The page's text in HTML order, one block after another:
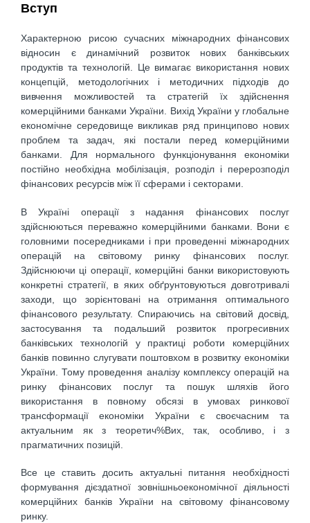
Вступ
Характерною рисою сучасних міжнародних фінансових
відносин є динамічний розвиток нових банківських
продуктів та технологій. Це вимагає використання нових
концепцій, методологічних і методичних підходів до
вивчення можливостей та стратегій їх здійснення
комерційними банками України. Вихід України у глобальне
економічне середовище викликав ряд принципово нових
проблем та задач, які постали перед комерційними
банками. Для нормального функціонування економіки
постійно необхідна мобілізація, розподіл і перерозподіл
фінансових ресурсів між її сферами і секторами.
В Україні операції з надання фінансових послуг
здійснюються переважно комерційними банками. Вони є
головними посередниками і при проведенні міжнародних
операцій на світовому ринку фінансових послуг.
Здійснюючи ці операції, комерційні банки використовують
конкретні стратегії, в яких обґрунтовуються довготривалі
заходи, що зорієнтовані на отримання оптимального
фінансового результату. Спираючись на світовий досвід,
застосування та подальший розвиток прогресивних
банківських технологій у практиці роботи комерційних
банків повинно слугувати поштовхом в розвитку економіки
України. Тому проведення аналізу комплексу операцій на
ринку фінансових послуг та пошук шляхів його
використання в повному обсязі в умовах ринкової
трансформації економіки України є своєчасним та
актуальним як з теоретич%Bих, так, особливо, і з
прагматичних позицій.
Все це ставить досить актуальні питання необхідності
формування дієздатної зовнішньоекономічної діяльності
комерційних банків України на світовому фінансовому
ринку.